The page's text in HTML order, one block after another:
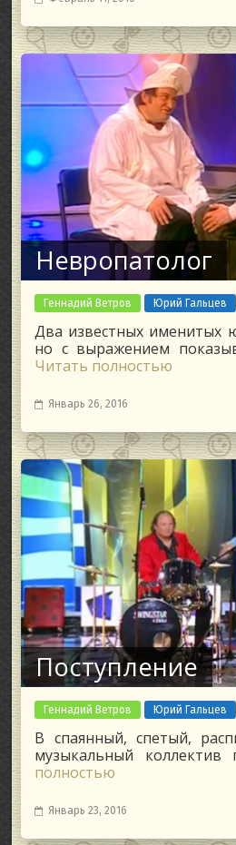
Невропатолог
Геннадий Ветров Юрий Гальцев
Два известных именитых
но с выражением
Читать полностью
Январь 26, 2016
Поступление
Геннадий Ветров Юрий Гальцев
В спаянный, спетый,
музыкальный коллектив
полностью
Январь 23, 2016